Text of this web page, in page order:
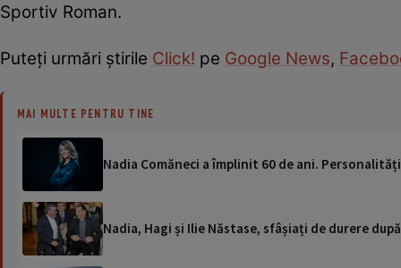
Sportiv Roman.
Puteţi urmări ştirile Click! pe Google News,
MAI MULTE PENTRU TINE
Nadia Comăneci a împlinit 60 de ani.
Nadia, Hagi și Ilie Năstase, sfâșiați de durere